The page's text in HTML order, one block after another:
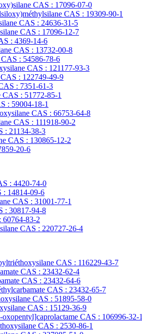
CAS : 17096-07-0
CAS : 19309-90-1
CAS : 24636-31-5
CAS : 17096-12-7
: 4369-14-6
CAS : 13732-00-8
: 54586-78-6
CAS : 121177-93-3
: 122749-49-9
: 7351-61-3
: 51772-85-1
: 59004-18-1
CAS : 66753-64-8
CAS : 111918-90-2
: 21134-38-3
CAS : 130865-12-2
20-6
: 4420-74-0
: 14814-09-6
CAS : 31001-77-1
: 30817-94-8
60764-83-2
CAS : 220727-26-4
CAS : 116229-43-7
CAS : 23432-62-4
CAS : 23432-64-6
CAS : 23432-65-7
CAS : 51895-58-0
CAS : 15129-36-9
CAS : 106996-32-1
CAS : 2530-86-1